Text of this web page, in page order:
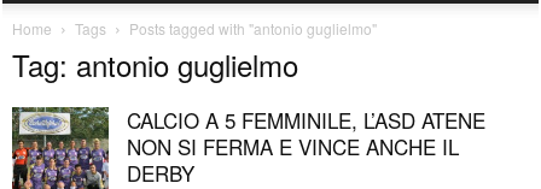
Home Tags Posts tagged with "antonio guglielmo"
Tag: antonio guglielmo
CALCIO A 5 FEMMINILE, L’ASD ATENE
NON SI FERMA E VINCE ANCHE IL
DERBY